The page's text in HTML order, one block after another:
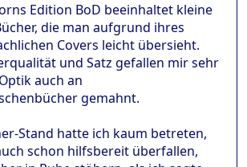
Edition BoD beeinhaltet kleine
die man aufgrund ihres
Covers leicht übersieht.
und Satz gefallen mir sehr
auch an
gemahnt.
Stand hatte ich kaum betreten,
schon hilfsbereit überfallen,